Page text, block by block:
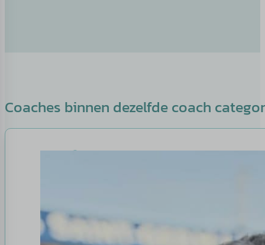
Coaches binnen dezelfde coach